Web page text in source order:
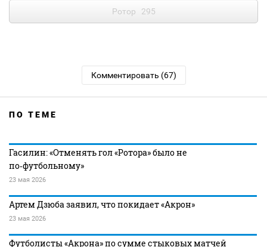
Ротор 295
Комментировать (67)
ПО ТЕМЕ
Гасилин: «Отменять гол «Ротора» было не
по‑футбольному»
23 мая 2026
Артем Дзюба заявил, что покидает «Акрон»
23 мая 2026
Футболисты «Акрона» по сумме стыковых матчей